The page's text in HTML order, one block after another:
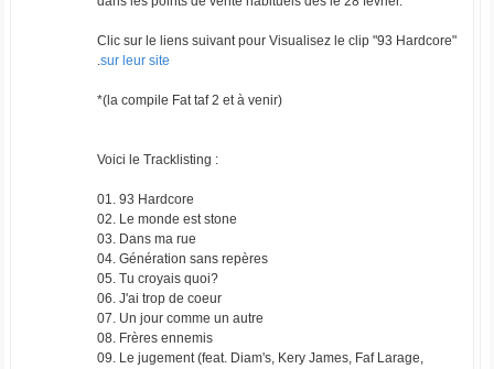
Clic sur le liens suivant pour Visualisez le clip "93 Hardcore"
.sur leur site
*(la compile Fat taf 2 et à venir)
Voici le Tracklisting :
01. 93 Hardcore
02. Le monde est stone
03. Dans ma rue
04. Génération sans repères
05. Tu croyais quoi?
06. J'ai trop de coeur
07. Un jour comme un autre
08. Frères ennemis
09. Le jugement (feat. Diam's, Kery James, Faf Larage,